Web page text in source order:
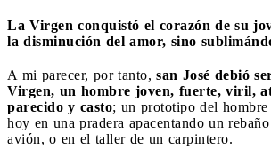
La Virgen conquistó el corazón de su
la disminución del amor, sino
A mi parecer, por tanto, san José debió
Virgen, un hombre joven, fuerte, viril,
parecido y casto; un prototipo del hombre
hoy en una pradera apacentando un
avión, o en el taller de un carpintero.